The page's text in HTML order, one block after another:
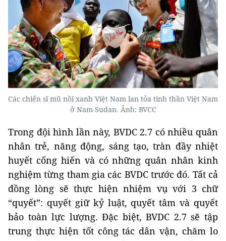
Các chiến sĩ mũ nồi xanh Việt Nam lan tỏa tinh thần Việt Nam
ở Nam Sudan. Ảnh: BVCC
Trong đội hình lần này, BVDC 2.7 có nhiều quân
nhân trẻ, năng động, sáng tạo, tràn đầy nhiệt
huyết cống hiến và có những quân nhân kinh
nghiệm từng tham gia các BVDC trước đó. Tất cả
đồng lòng sẽ thực hiện nhiệm vụ với 3 chữ
“quyết”: quyết giữ kỷ luật, quyết tâm và quyết
bảo toàn lực lượng. Đặc biệt, BVDC 2.7 sẽ tập
trung thực hiện tốt công tác dân vận, chăm lo